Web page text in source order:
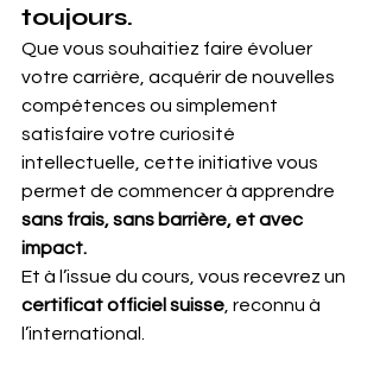
toujours.
Que vous souhaitiez faire évoluer
votre carrière, acquérir de nouvelles
compétences ou simplement
satisfaire votre curiosité
intellectuelle, cette initiative vous
permet de commencer à apprendre
sans frais, sans barrière, et avec
impact.
Et à l’issue du cours, vous recevrez un
certificat officiel suisse , reconnu à
l’international.